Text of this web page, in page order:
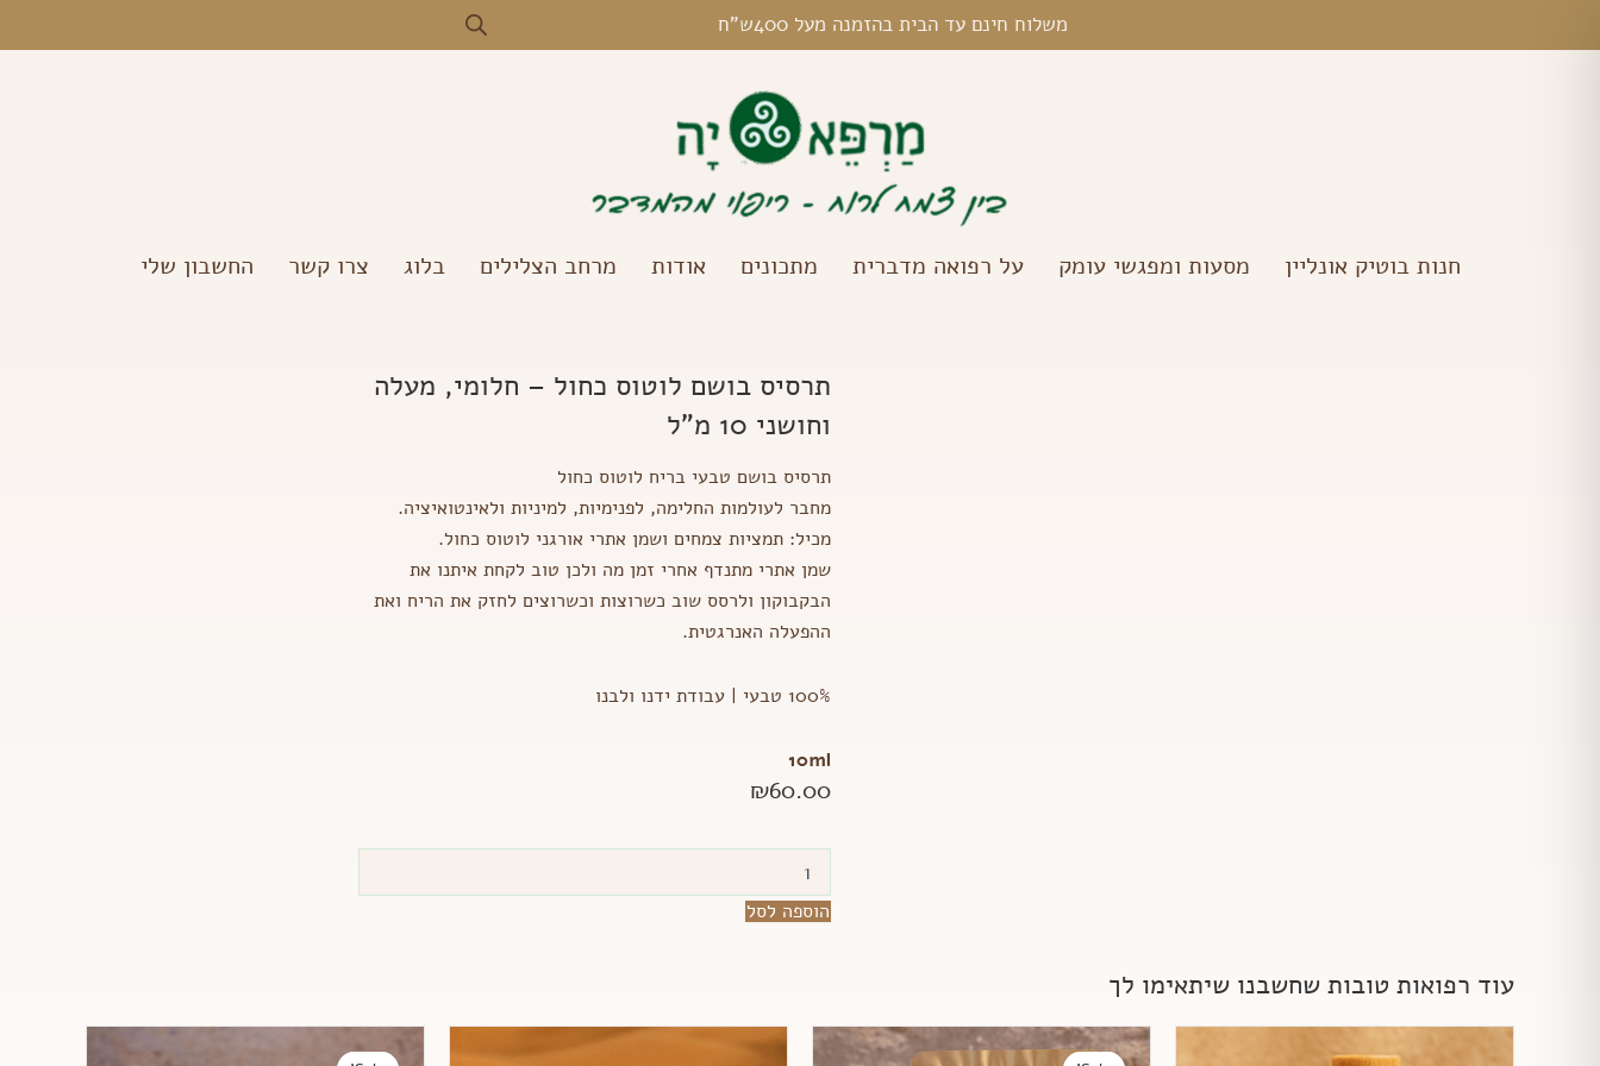
לתוכן
משלוח חינם עד הבית בהזמנה מעל 400ש"ח
חנות בוטיק אונליין מסעות ומפגשי עומק על רפואה מדברית מתכונים אודות מרחב הצלילים בלוג צרו קשר החשבון שלי
תרסיס בושם לוטוס כחול – חלומי, מעלה
וחושני 10 מ"ל
תרסיס בושם טבעי בריח לוטוס כחול
מחבר לעולמות החלימה, לפנימיות, למיניות ולאינטואיציה.
מכיל: תמציות צמחים ושמן אתרי אורגני לוטוס כחול.
שמן אתרי מתנדף אחרי זמן מה ולכן טוב לקחת איתנו את
הבקבוקון ולרסס שוב כשרוצות וכשרוצים לחזק את הריח ואת
ההפעלה האנרגטית.
100% טבעי | עבודת ידנו ולבנו
10ml
₪60.00
כמות
של
תרסיס
בושם
חלומי,
מעלה
הוספה לסל
עוד רפואות טובות שחשבנו שיתאימו לך
המחיר
המחיר
המחיר